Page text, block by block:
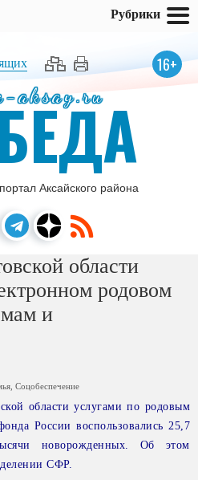
16+
aksay.ru
Аксайского района
области
родовом
мам и
Соцобеспечение
области услугами по родовым
России воспользовались 25,7
новорожденных. Об этом
СФР.
Рубрики